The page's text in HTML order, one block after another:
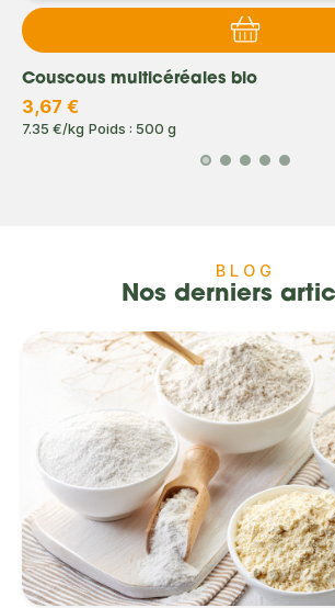
Couscous multicéréales bio
3,67 €
7.35 €/kg Poids : 500 g
BLOG
Nos derniers